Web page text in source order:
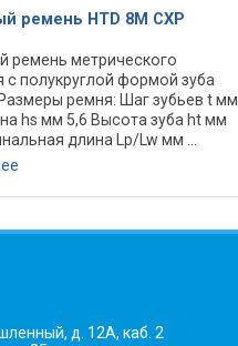
ремень HTD 8M CXP
ремень метрического
с полукруглой формой зуба
ремня: Шаг зубьев t мм
hs мм 5,6 Высота зуба ht мм
длина Lp/Lw мм ...
зубьев ... Минимальный
шкива dw мм 56,02
...
д. 12А, каб. 2